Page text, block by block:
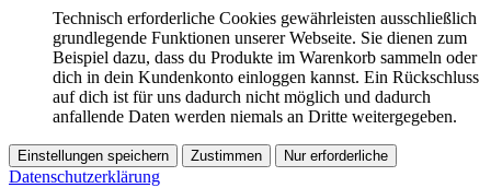
Technisch erforderliche Cookies gewährleisten ausschließlich
grundlegende Funktionen unserer Webseite. Sie dienen zum
Beispiel dazu, dass du Produkte im Warenkorb sammeln oder
dich in dein Kundenkonto einloggen kannst. Ein Rückschluss
auf dich ist für uns dadurch nicht möglich und dadurch
anfallende Daten werden niemals an Dritte weitergegeben.
Einstellungen speichern Zustimmen Nur erforderliche
Datenschutzerklärung